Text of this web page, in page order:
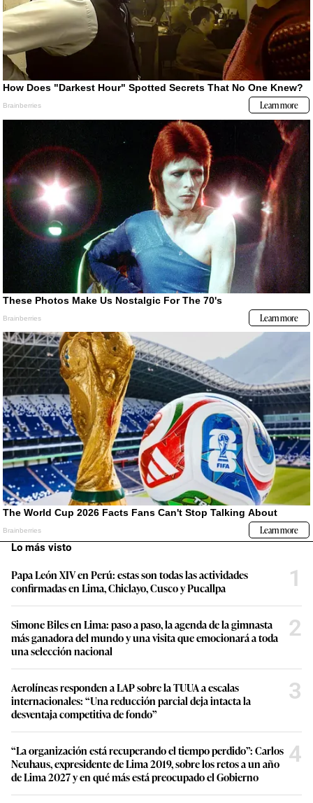
Lo más visto
Papa León XIV en Perú: estas son todas las actividades
confirmadas en Lima, Chiclayo, Cusco y Pucallpa
1
Simone Biles en Lima: paso a paso, la agenda de la gimnasta
más ganadora del mundo y una visita que emocionará a toda
una selección nacional
2
Aerolíneas responden a LAP sobre la TUUA a escalas
internacionales: “Una reducción parcial deja intacta la
desventaja competitiva de fondo”
3
“La organización está recuperando el tiempo perdido”: Carlos
Neuhaus, expresidente de Lima 2019, sobre los retos a un año
de Lima 2027 y en qué más está preocupado el Gobierno
4